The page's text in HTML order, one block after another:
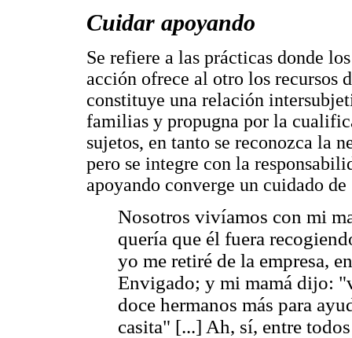
Cuidar apoyando
Se refiere a las prácticas donde
acción ofrece al otro los recursos
constituye una relación
familias y propugna por la
sujetos, en tanto se reconozca la
pero se integre con la
apoyando converge un cuidado
Nosotros vivíamos con mi
quería que él fuera
yo me retiré de la empresa,
Envigado; y mi mamá dijo:
doce hermanos más para
casita" [...] Ah, sí, entre